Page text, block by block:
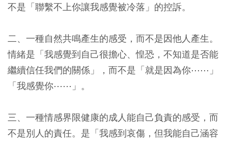
不是「聯繫不上你讓我感覺被冷落」的控訴。
二、一種自然共鳴產生的感受，而不是因他人產生。
情緒是「我感覺到自己很擔心、惶恐，不知道是否能
繼續信任我們的關係」，而不是「就是因為你⋯⋯」
「我感覺你⋯⋯」。
三、一種情感界限健康的成人能自己負責的感受，而
不是別人的責任。是「我感到哀傷，但我能自己涵容